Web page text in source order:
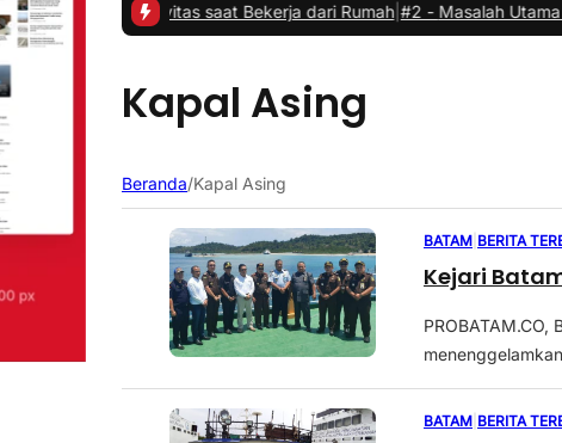
saat Bekerja dari Rumah|#2 - Masalah Utama
Kapal Asing
Beranda/Kapal Asing
BATAM BERITA
Kejari
PROBATAM.CO,
BATAM BERITA